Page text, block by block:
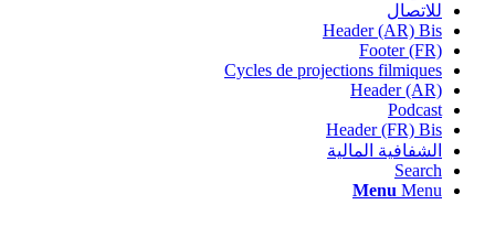
للاتصال
Header (AR) Bis
Footer (FR)
Cycles de projections filmiques
Header (AR)
Podcast
Header (FR) Bis
الشفافية المالية
Search
Menu Menu